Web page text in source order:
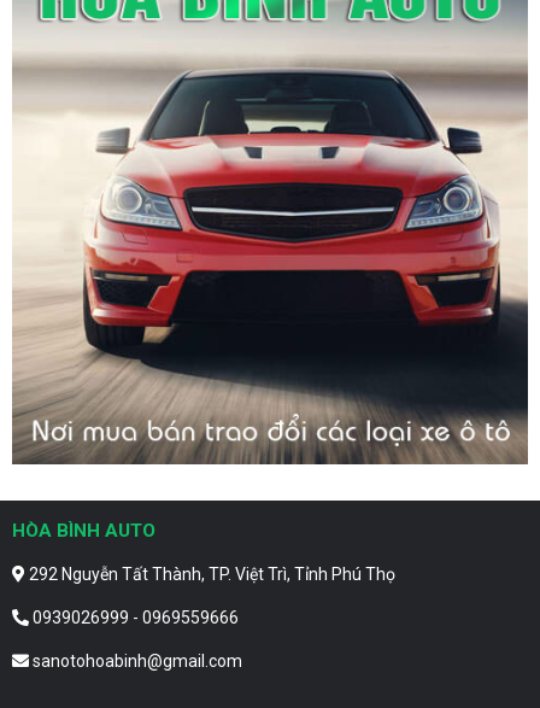
HÒA BÌNH AUTO
292 Nguyễn Tất Thành, TP. Việt Trì, Tỉnh Phú Thọ
0939026999 - 0969559666
sanotohoabinh@gmail.com